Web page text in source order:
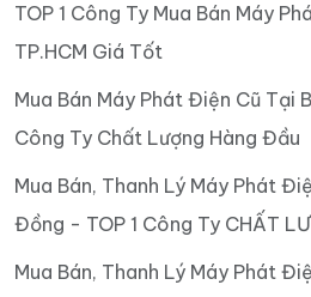
TOP 1 Công Ty Mua Bán Máy
TP.HCM Giá Tốt
Mua Bán Máy Phát Điện Cũ Tại
Công Ty Chất Lượng Hàng Đầu
Mua Bán, Thanh Lý Máy Phát
Đồng - TOP 1 Công Ty CHẤT
Mua Bán, Thanh Lý Máy Phát